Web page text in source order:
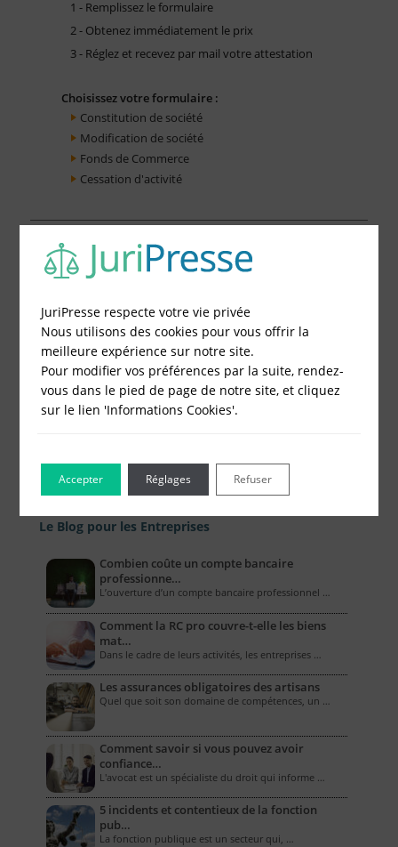
1 - Remplissez le formulaire
2 - Obtenez immédiatement le prix
3 - Réglez et recevez par mail votre attestation
Choisissez votre formulaire :
Constitution de société
Modification de société
Fonds de Commerce
Cessation d'activité
Le Blog pour les Entreprises
Combien coûte un compte bancaire
professionne…
L’ouverture d’un compte bancaire professionnel …
Comment la RC pro couvre-t-elle les biens
mat…
Dans le cadre de leurs activités, les entreprises …
Les assurances obligatoires des artisans
Quel que soit son domaine de compétences, un …
Comment savoir si vous pouvez avoir
confiance…
L'avocat est un spécialiste du droit qui informe …
5 incidents et contentieux de la fonction
pub…
La fonction publique est un secteur qui, …
JuriPresse respecte votre vie privée
Nous utilisons des cookies pour vous offrir la
meilleure expérience sur notre site.
Pour modifier vos préférences par la suite, rendez-
vous dans le pied de page de notre site, et cliquez
sur le lien 'Informations Cookies'.
Accepter Refuser
Réglages